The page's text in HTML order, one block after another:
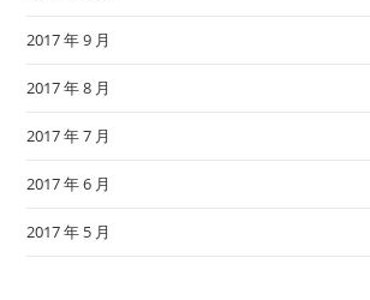
2017 年 9 月
2017 年 8 月
2017 年 7 月
2017 年 6 月
2017 年 5 月